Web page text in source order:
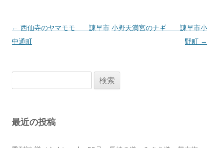
投
稿
ョ
← 西仙寺のヤマモモ 諌早市
中通町
小野天満宮のナギ 諌早市小
野町 →
索:
最近の投稿